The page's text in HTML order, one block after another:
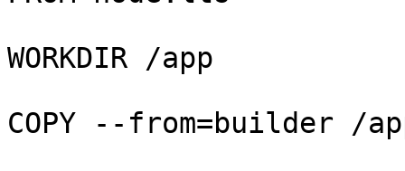
WORKDIR /app
COPY --from=builder /